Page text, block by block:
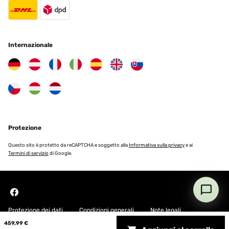
459,99 €
Wir haben diese Gartendusche aufgestellt, damit wir uns vor dem
so viel chloren müssen.Das Design finde ich super und passt auch
gut zu unserem restlichen Gartenmobiliar. Der Aufbau ging auch
Dusche tut, was sie soll, habe ich nichts zu beanstanden.
Assolutamente soddisfatto di questo acquisto! Presa per montarla
ritorno dal mare, senza sporcare con la sabbia dentro di casa. Ero
indeciso tra questo modello e quello con getto dal basso verso
l'alto, ma ho preferito questo più classico a cascata.Semplicissima
da montare e basta collegare un normalissimo tubo da giardino da
base antiscivolo fatta in WPC, materiale robusto e resistente ai
Internazionale
Protezione
Questo sito è protetto da reCAPTCHA e soggetto allaInformativa sulla privacye ai
Termini di servizio di Google.
Protezione dei dati Condizioni generali Note legali